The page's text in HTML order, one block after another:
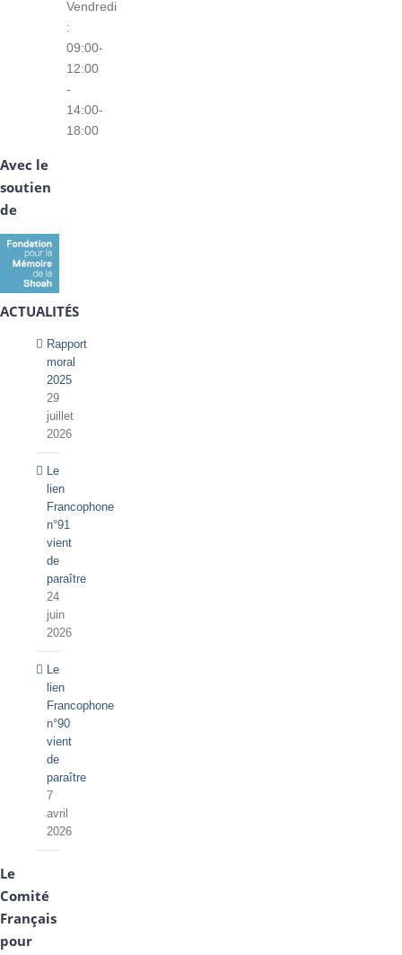
Vendredi
:
09:00-
12:00
-
14:00-
18:00
Avec le
soutien
de
ACTUALITÉS
Rapport
moral
2025
29
juillet
2026
Le
lien
Francophone
n°91
vient
de
paraître
24
juin
2026
Le
lien
Francophone
n°90
vient
de
paraître
7
avril
2026
Le
Comité
Français
pour